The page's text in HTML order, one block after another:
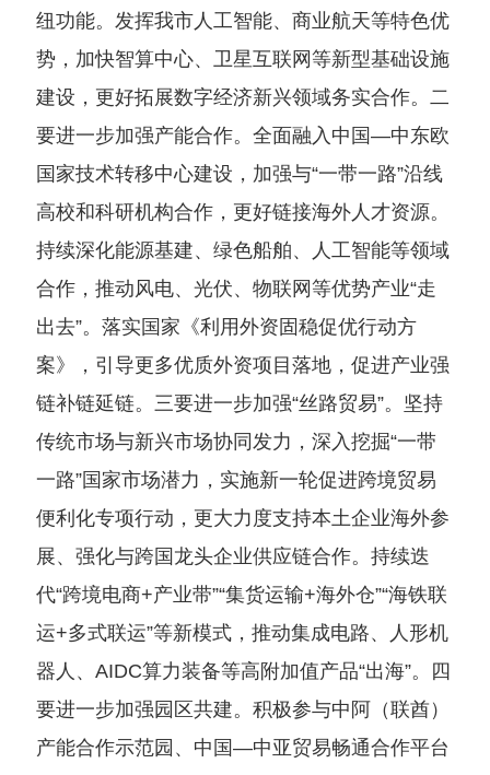
纽功能。发挥我市人工智能、商业航天等特色优
势，加快智算中心、卫星互联网等新型基础设施
建设，更好拓展数字经济新兴领域务实合作。二
要进一步加强产能合作。全面融入中国—中东欧
国家技术转移中心建设，加强与“一带一路”沿线
高校和科研机构合作，更好链接海外人才资源。
持续深化能源基建、绿色船舶、人工智能等领域
合作，推动风电、光伏、物联网等优势产业“走
出去”。落实国家《利用外资固稳促优行动方
案》，引导更多优质外资项目落地，促进产业强
链补链延链。三要进一步加强“丝路贸易”。坚持
传统市场与新兴市场协同发力，深入挖掘“一带
一路”国家市场潜力，实施新一轮促进跨境贸易
便利化专项行动，更大力度支持本土企业海外参
展、强化与跨国龙头企业供应链合作。持续迭
代“跨境电商+产业带”“集货运输+海外仓”“海铁联
运+多式联运”等新模式，推动集成电路、人形机
器人、AIDC算力装备等高附加值产品“出海”。四
要进一步加强园区共建。积极参与中阿（联酋）
产能合作示范园、中国—中亚贸易畅通合作平台